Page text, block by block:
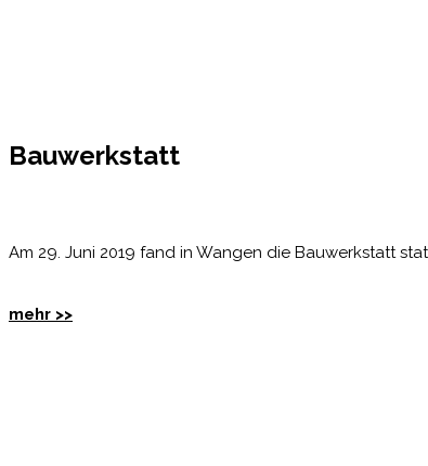
Bauwerkstatt
Am 29. Juni 2019 fand in Wangen die Bauwerkstatt
mehr >>